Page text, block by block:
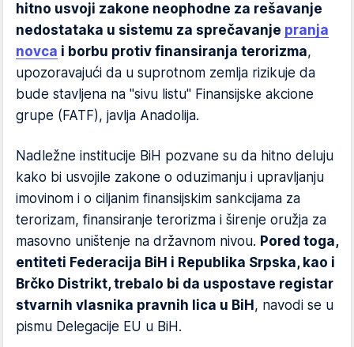
hitno usvoji zakone neophodne za rešavanje
nedostataka u sistemu za sprečavanje pranja
novca i borbu protiv finansiranja terorizma,
upozoravajući da u suprotnom zemlja rizikuje da
bude stavljena na "sivu listu" Finansijske akcione
grupe (FATF), javlja Anadolija.
Nadležne institucije BiH pozvane su da hitno deluju
kako bi usvojile zakone o oduzimanju i upravljanju
imovinom i o ciljanim finansijskim sankcijama za
terorizam, finansiranje terorizma i širenje oružja za
masovno uništenje na državnom nivou. Pored toga,
entiteti Federacija BiH i Republika Srpska, kao i
Brčko Distrikt, trebalo bi da uspostave registar
stvarnih vlasnika pravnih lica u BiH , navodi se u
pismu Delegacije EU u BiH.